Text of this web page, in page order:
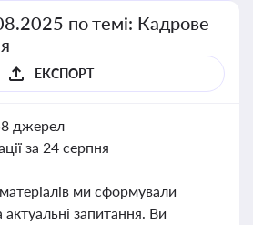
по темі: Кадрове
ЕКСПОРТ
джерел
за 24 серпня
ми сформували
актуальні запитання. Ви